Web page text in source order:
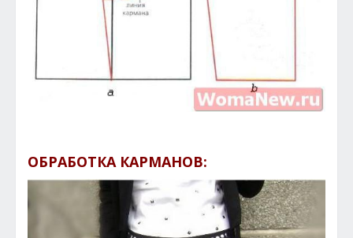
ОБРАБОТКА КАРМАНОВ: